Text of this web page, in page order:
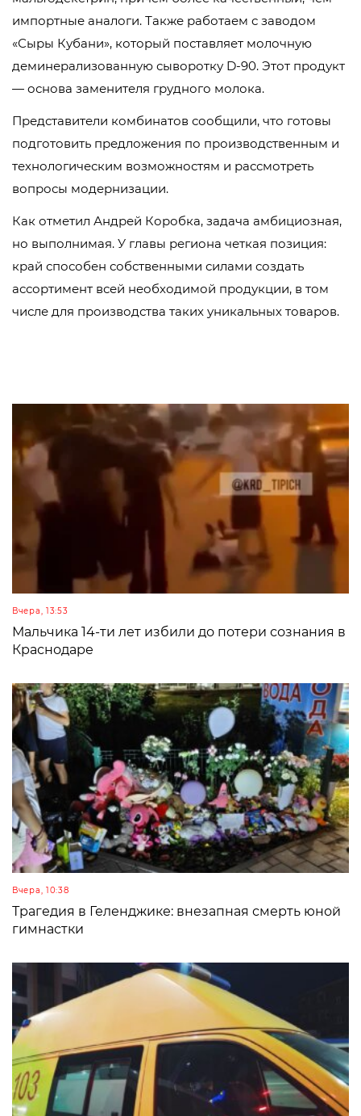
импортные аналоги. Также работаем с заводом
«Сыры Кубани», который поставляет молочную
деминерализованную сыворотку D-90. Этот продукт
— основа заменителя грудного молока.
Представители комбинатов сообщили, что готовы
подготовить предложения по производственным и
технологическим возможностям и рассмотреть
вопросы модернизации.
Как отметил Андрей Коробка, задача амбициозная,
но выполнимая. У главы региона четкая позиция:
край способен собственными силами создать
ассортимент всей необходимой продукции, в том
числе для производства таких уникальных товаров.
Вчера, 13:53
Мальчика 14-ти лет избили до потери сознания в
Краснодаре
Вчера, 10:38
Трагедия в Геленджике: внезапная смерть юной
гимнастки